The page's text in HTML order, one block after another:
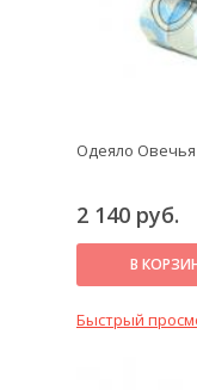
Одеяло
2 140 руб.
В
Быстрый